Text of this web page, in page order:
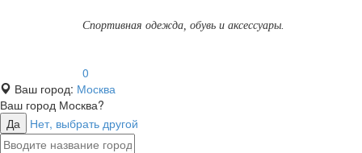
Спортивная одежда, обувь и аксессуары.
0
Ваш город: Москва
Ваш город Москва?
Да
Нет, выбрать другой